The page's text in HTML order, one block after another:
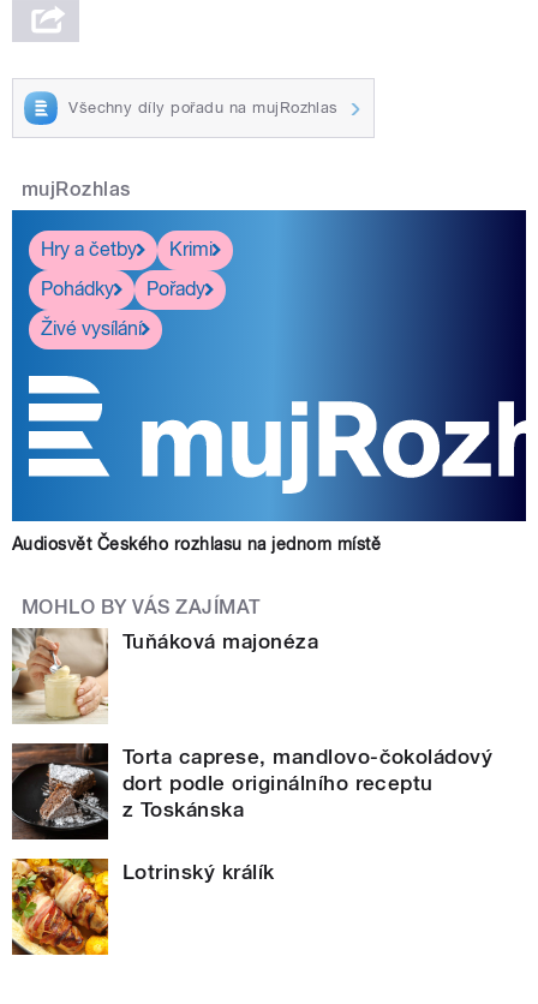
Všechny díly pořadu na mujRozhlas
mujRozhlas
Hry a četby
Krimi
Pohádky
Pořady
Živé vysílání
Audiosvět Českého rozhlasu na jednom místě
MOHLO BY VÁS ZAJÍMAT
Tuňáková majonéza
Torta caprese, mandlovo-čokoládový
dort podle originálního receptu
z Toskánska
Lotrinský králík